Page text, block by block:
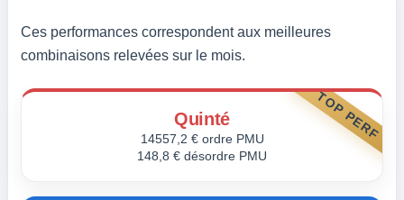
Ces performances correspondent aux meilleures
combinaisons relevées sur le mois.
TOP PERF
Quinté
14557,2 € ordre PMU
148,8 € désordre PMU